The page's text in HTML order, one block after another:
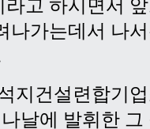
고 하시면서
나가는데서 나
지건설련합기
날에 발휘한 그